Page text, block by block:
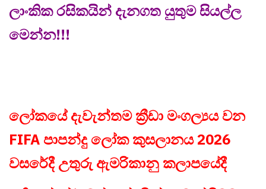
ලාංකික රසිකයින් දැනගත යුතුම සියල්ල
මෙන්න!!!
ලෝකයේ දැවැන්තම ක්‍රීඩා මංගල්‍යය වන
FIFA පාපන්දු ලෝක කුසලානය 2026
වසරේදී උතුරු ඇමරිකානු කලාපයේදී